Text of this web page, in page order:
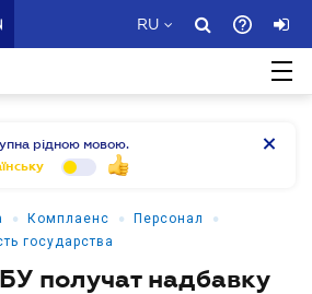
RU
рідною мовою.
• Комплаенс • Персонал •
государства
получат надбавку